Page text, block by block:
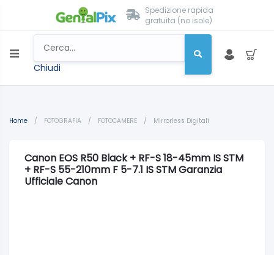
Spedizione rapida
gratuita (no isole)
Chiudi
Home / FOTOGRAFIA / FOTOCAMERE / Mirrorless Digitali
Canon EOS R50 Black + RF-S 18-45mm IS STM
+ RF-S 55-210mm F 5-7.1 IS STM Garanzia
Ufficiale Canon